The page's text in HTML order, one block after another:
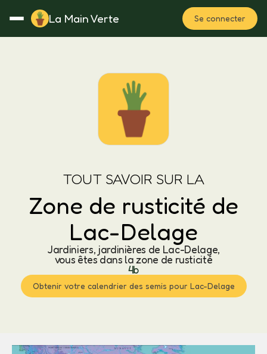
La Main Verte Se connecter
Notes Fertilisation
TOUT SAVOIR SUR LA
Zone de rusticité de
Lac-Delage
Jardiniers, jardinières de Lac-Delage,
vous êtes dans la zone de rusticité
4b
Obtenir votre calendrier des semis pour Lac-Delage